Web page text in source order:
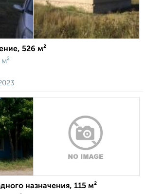
526 м²
м²
назначения, 115 м²